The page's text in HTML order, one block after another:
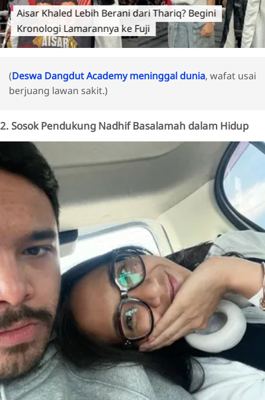
Aisar Khaled Lebih Berani dari Thariq? Begini
Kronologi Lamarannya ke Fuji
(Deswa Dangdut Academy meninggal dunia, wafat usai
berjuang lawan sakit.)
2. Sosok Pendukung Nadhif Basalamah dalam Hidup